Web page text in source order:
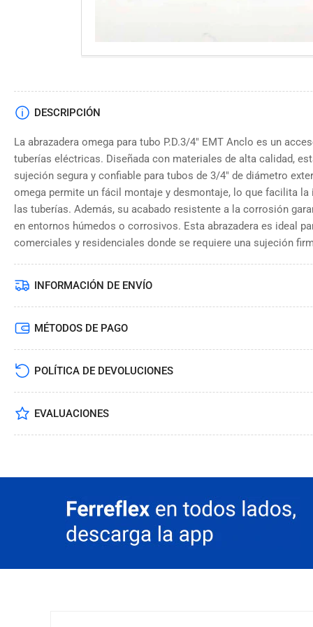
DESCRIPCIÓN
La abrazadera omega para tubo P.D.3/4" EMT Anclo es un
tuberías eléctricas. Diseñada con materiales de alta calidad,
sujeción segura y confiable para tubos de 3/4" de diámetro
omega permite un fácil montaje y desmontaje, lo que facilita
las tuberías. Además, su acabado resistente a la corrosión
en entornos húmedos o corrosivos. Esta abrazadera es ideal
comerciales y residenciales donde se requiere una sujeción
INFORMACIÓN DE ENVÍO
MÉTODOS DE PAGO
POLÍTICA DE DEVOLUCIONES
EVALUACIONES